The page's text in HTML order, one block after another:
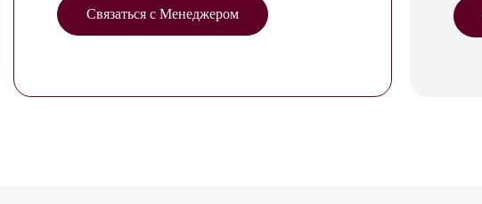
Связаться с Менеджером